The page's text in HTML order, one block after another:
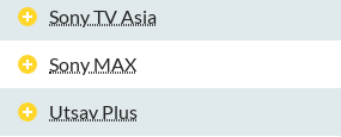
Sony TV Asia
Sony MAX
Utsav Plus